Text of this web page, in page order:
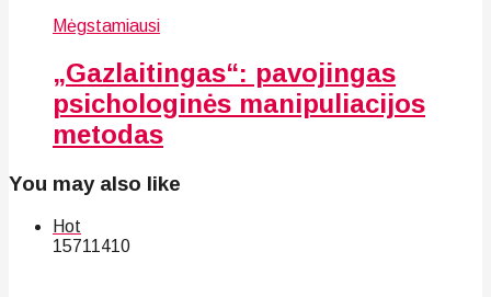
Mėgstamiausi
„Gazlaitingas“: pavojingas
psichologinės manipuliacijos
metodas
You may also like
Hot
15711410